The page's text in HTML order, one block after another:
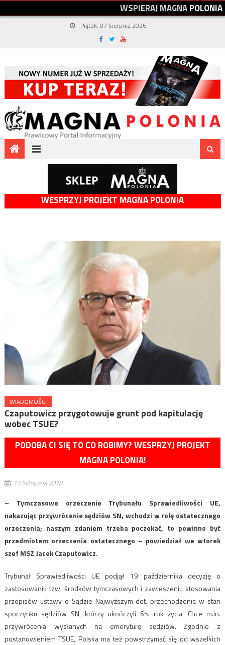
WSPIERAJMAGNAPOLONIA
Piątek, 07 Sierpnia 2026
WESPRZYJ PROJEKT MAGNA POLONIA
WIADOMOŚCI
Czaputowicz przygotowuje grunt pod kapitulację
wobec TSUE?
PODOBA CI SIĘ TO CO ROBIMY? WESPRZYJ PROJEKT
MAGNA POLONIA!
13 listopada 2018
– Tymczasowe orzeczenie Trybunału Sprawiedliwości UE,
nakazując przywrócenie sędziów SN, wchodzi w rolę ostatecznego
orzeczenia; naszym zdaniem trzeba poczekać, to powinno być
przedmiotem orzeczenia ostatecznego – powiedział we wtorek
szef MSZ Jacek Czaputowicz.
Trybunał Sprawiedliwości UE podjął 19 października decyzję o
zastosowaniu tzw. środków tymczasowych i zawieszeniu stosowania
przepisów ustawy o Sądzie Najwyższym dot. przechodzenia w stan
spoczynku sędziów SN, którzy ukończyli 65. rok życia. Chce m.in.
przywrócenia wysłanych na emeryturę sędziów. Zgodnie z
postanowieniem TSUE, Polska ma też powstrzymać się od wszelkich